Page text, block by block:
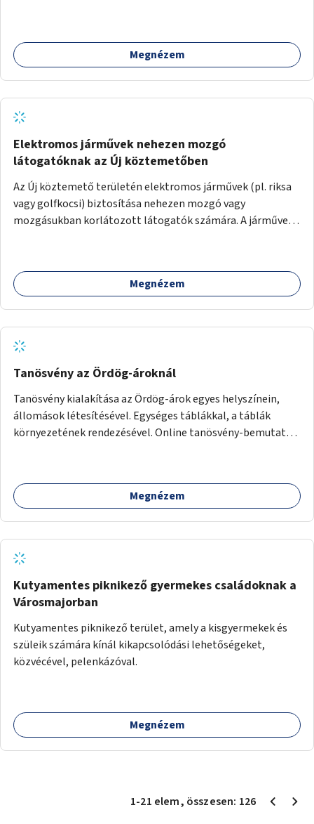
Megnézem
Elektromos járművek nehezen mozgó
látogatóknak az Új köztemetőben
Az Új köztemető területén elektromos járművek (pl. riksa
vagy golfkocsi) biztosítása nehezen mozgó vagy
mozgásukban korlátozott látogatók számára. A járművek
Megnézem
Tanösvény az Ördög-ároknál
Tanösvény kialakítása az Ördög-árok egyes helyszínein,
állomások létesítésével. Egységes táblákkal, a táblák
környezetének rendezésével. Online tanösvény-bemutató
Megnézem
Kutyamentes piknikező gyermekes családoknak a
Városmajorban
Kutyamentes piknikező terület, amely a kisgyermekek és
szüleik számára kínál kikapcsolódási lehetőségeket,
közvécével, pelenkázóval.
Megnézem
1-21 elem, összesen: 126